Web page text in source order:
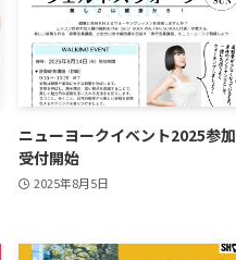
ニューヨークイベント2025参加
受付開始
2025年8月5日